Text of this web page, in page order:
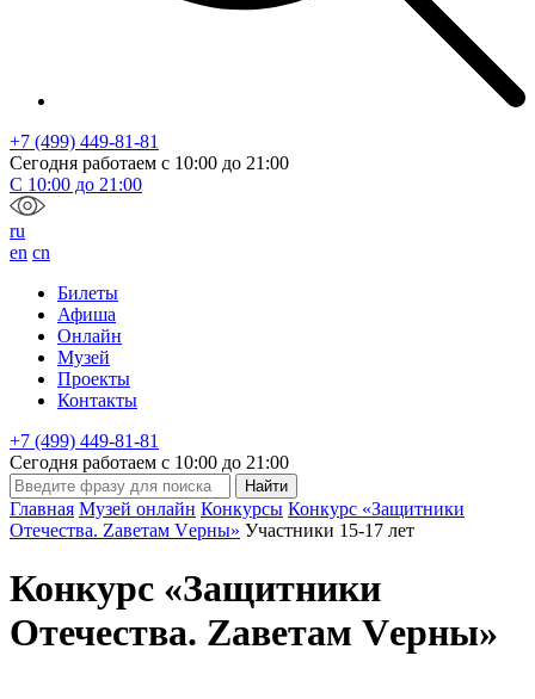
+7 (499) 449-81-81
Сегодня работаем с 10:00 до 21:00
С 10:00 до 21:00
ru
en cn
Билеты
Афиша
Онлайн
Музей
Проекты
Контакты
+7 (499) 449-81-81
Сегодня работаем с 10:00 до 21:00
Главная Музей онлайн Конкурсы Конкурс «Защитники
Отечества. Zаветам Vерны» Участники 15-17 лет
Конкурс «Защитники
Отечества. Zаветам Vерны»